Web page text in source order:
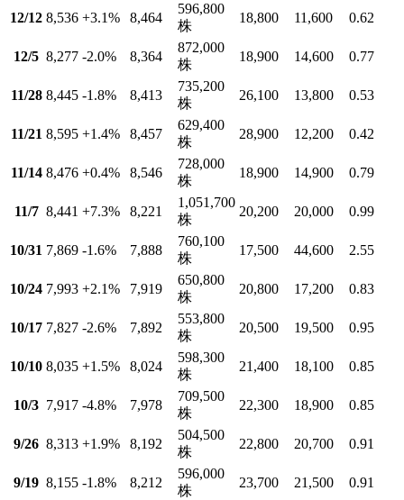
12/12 8,536 +3.1% 8,464
596,800
株
18,800 11,600 0.62
12/5 8,277 -2.0% 8,364
872,000
株
18,900 14,600 0.77
11/28 8,445 -1.8% 8,413
735,200
株
26,100 13,800 0.53
11/21 8,595 +1.4% 8,457
629,400
株
28,900 12,200 0.42
11/14 8,476 +0.4% 8,546
728,000
株
18,900 14,900 0.79
11/7 8,441 +7.3% 8,221
1,051,700
株
20,200 20,000 0.99
10/31 7,869 -1.6% 7,888
760,100
株
17,500 44,600 2.55
10/24 7,993 +2.1% 7,919
650,800
株
20,800 17,200 0.83
10/17 7,827 -2.6% 7,892
553,800
株
20,500 19,500 0.95
10/10 8,035 +1.5% 8,024
598,300
株
21,400 18,100 0.85
10/3 7,917 -4.8% 7,978
709,500
株
22,300 18,900 0.85
9/26 8,313 +1.9% 8,192
504,500
株
22,800 20,700 0.91
9/19 8,155 -1.8% 8,212
596,000
株
23,700 21,500 0.91